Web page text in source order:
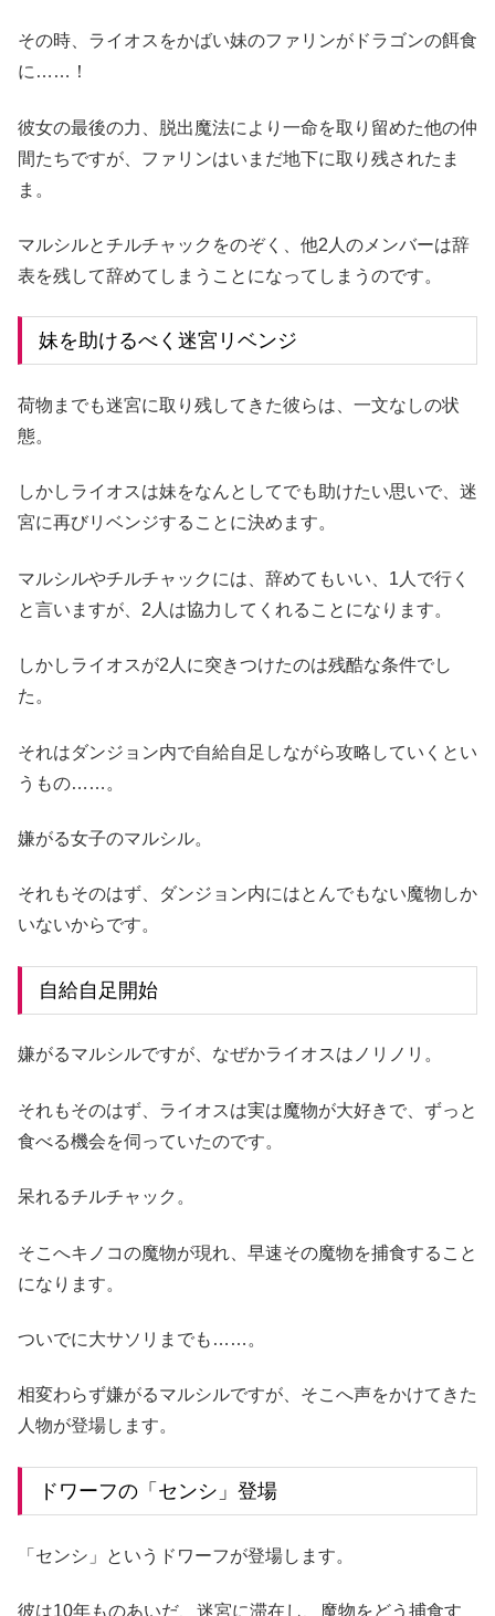
その時、ライオスをかばい妹のファリンがドラゴンの餌食
に……！
彼女の最後の力、脱出魔法により一命を取り留めた他の仲
間たちですが、ファリンはいまだ地下に取り残されたま
ま。
マルシルとチルチャックをのぞく、他2人のメンバーは辞
表を残して辞めてしまうことになってしまうのです。
妹を助けるべく迷宮リベンジ
荷物までも迷宮に取り残してきた彼らは、一文なしの状
態。
しかしライオスは妹をなんとしてでも助けたい思いで、迷
宮に再びリベンジすることに決めます。
マルシルやチルチャックには、辞めてもいい、1人で行く
と言いますが、2人は協力してくれることになります。
しかしライオスが2人に突きつけたのは残酷な条件でし
た。
それはダンジョン内で自給自足しながら攻略していくとい
うもの……。
嫌がる女子のマルシル。
それもそのはず、ダンジョン内にはとんでもない魔物しか
いないからです。
自給自足開始
嫌がるマルシルですが、なぜかライオスはノリノリ。
それもそのはず、ライオスは実は魔物が大好きで、ずっと
食べる機会を伺っていたのです。
呆れるチルチャック。
そこへキノコの魔物が現れ、早速その魔物を捕食すること
になります。
ついでに大サソリまでも……。
相変わらず嫌がるマルシルですが、そこへ声をかけてきた
人物が登場します。
ドワーフの「センシ」登場
「センシ」というドワーフが登場します。
彼は10年ものあいだ、迷宮に滞在し、魔物をどう捕食す